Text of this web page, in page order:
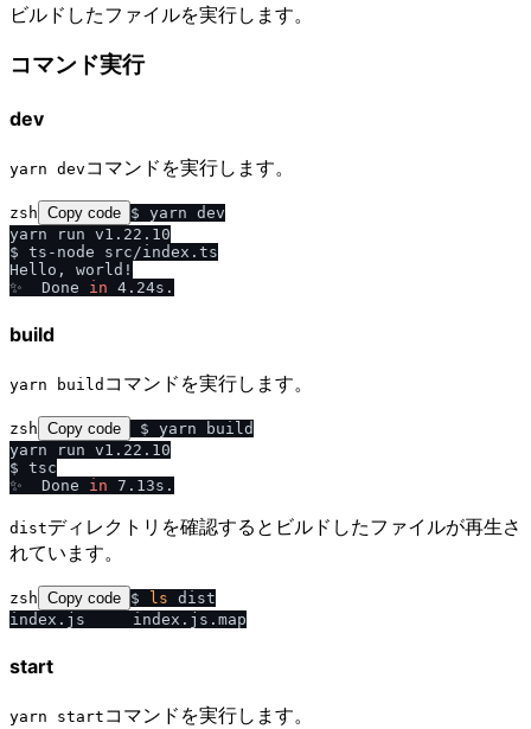
ビルドしたファイルを実行します。
コマンド実行
dev
yarn dev コマンドを実行します。
zsh Copy code $ yarn dev
yarn run v1.22.10
$ ts-node src/index.ts
Hello, world!
✨  Done in
build
yarn build コマンドを実行します。
zsh Copy code
$ yarn build
yarn run v1.22.10
$ tsc
✨  Done in
distディレクトリを確認するとビルドしたファイルが再生さ
れています。
zsh Copy code $ ls dist
start
yarn start コマンドを実行します。